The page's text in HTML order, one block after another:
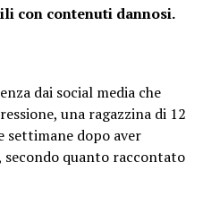
con contenuti dannosi.
dai social media che
una ragazzina di 12
settimane dopo aver
quanto raccontato